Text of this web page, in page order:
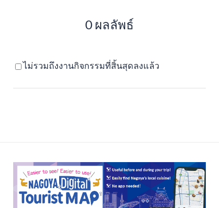
0 ผลลัพธ์
ไม่รวมถึงงานกิจกรรมที่สิ้นสุดลงแล้ว